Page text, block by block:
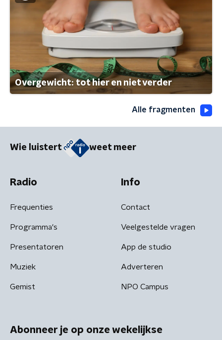
Overgewicht: tot hier en niet verder
Alle fragmenten
Wie luistert weet meer
Radio
Frequenties
Programma's
Presentatoren
Muziek
Gemist
Info
Contact
Veelgestelde vragen
App de studio
Adverteren
NPO Campus
Abonneer je op onze wekelijkse